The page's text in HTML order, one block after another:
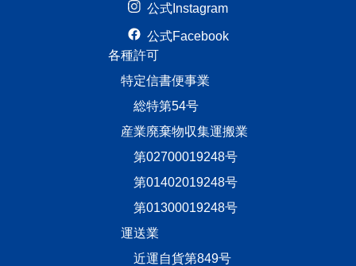
公式Instagram
公式Facebook
各種許可
特定信書便事業
総特第54号
産業廃棄物収集運搬業
第02700019248号
第01402019248号
第01300019248号
運送業
近運自貨第849号